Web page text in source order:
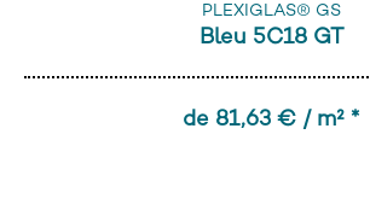
PLEXIGLAS® GS
Bleu 5C18 GT
de 81,63 € / m² *